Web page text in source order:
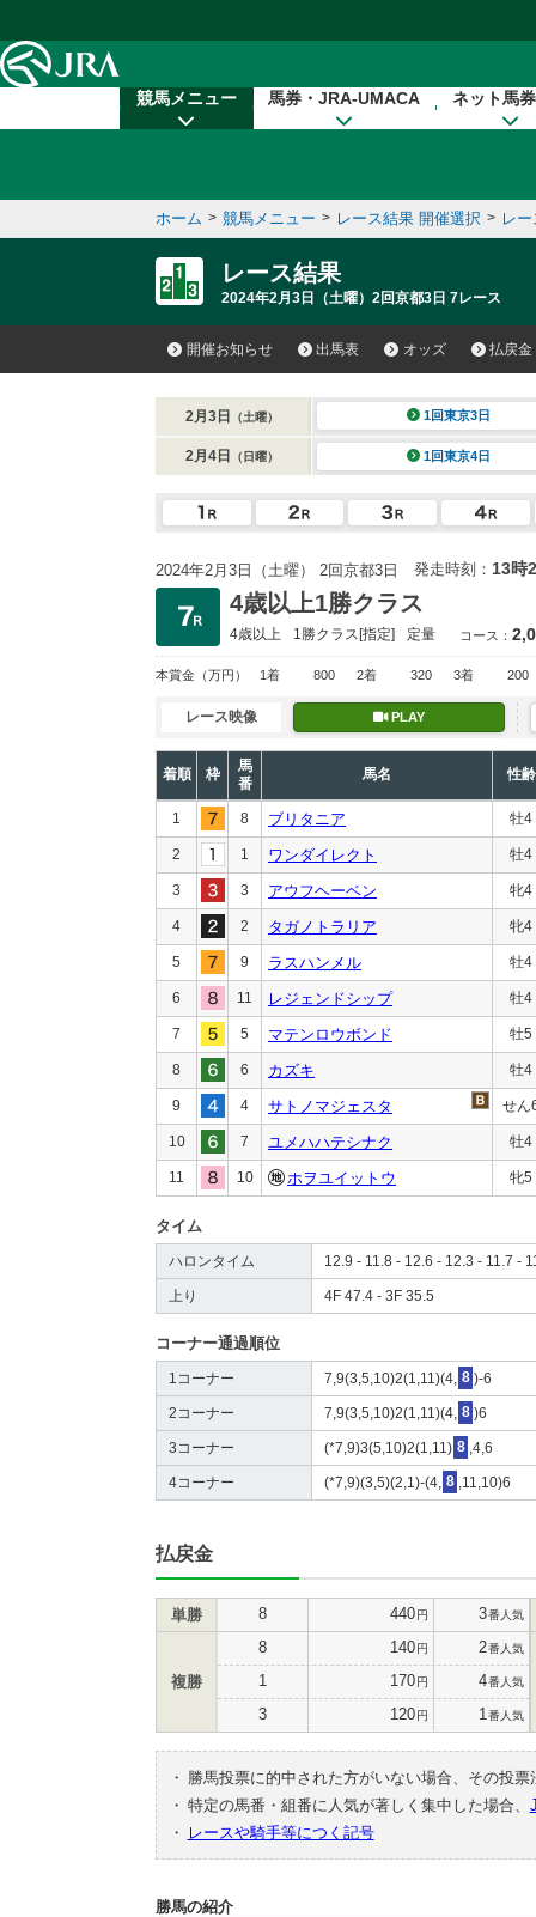
競馬メニュー 馬券・JRA-UMACA ネット馬
ホーム > 競馬メニュー > レース結果 開催選択 > レ
レース結果
2024年2月3日（土曜）2回京都3日 7レース
開催お知らせ 出馬表 オッズ 払戻金
2月3日 （土曜） 1回東京3日
2月4日 （日曜） 1回東京4日
2024年2月3日（土曜） 2回京都3日 発走時刻： 13時
4歳以上1勝クラス
4歳以上 1勝クラス[指定] 定量 コース：
本賞金 （万円） 1着 800 2着 320 3着 200
レース映像 PLAY
着順 枠
馬
番
馬名 性齢
1 8 ブリタニア 牡4
2 1 ワンダイレクト 牡4
3 3 アウフヘーベン 牝4
4 2 タガノトラリア 牝4
5 9 ラスハンメル 牡4
6 11 レジェンドシップ 牡4
7 5 マテンロウボンド 牡5
8 6 カズキ 牡4
9 4 サトノマジェスタ せん
10 7 ユメハハテシナク 牡4
11 10 ホヲユイットウ 牝5
タイム
ハロンタイム 12.9 - 11.8 - 12.6 - 12.3 - 11.7 -
上り 4F 47.4 - 3F 35.5
コーナー通過順位
1コーナー 7,9(3,5,10)2(1,11)(4, 8 )-6
2コーナー 7,9(3,5,10)2(1,11)(4, 8 )6
3コーナー (*7,9)3(5,10)2(1,11) 8 ,4,6
4コーナー (*7,9)(3,5)(2,1)-(4, 8 ,11,10)6
払戻金
単勝 8 440円 3番人気
複勝
8 140円 2番人気
1 170円 4番人気
3 120円 1 番人気
・
勝馬投票に的中された方がいない場合、その投
・ 特定の馬番・組番に人気が著しく集中した場合、
・
レースや騎手等につく記号
勝馬の紹介